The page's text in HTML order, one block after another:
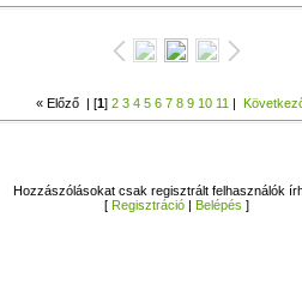
« Előző | [1] 2 3 4 5 6 7 8 9 10 11 |
Hozzászólásokat csak regisztrált felhasználók
[ Regisztráció| Belépés ]